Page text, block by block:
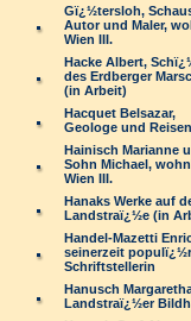
Gï¿½tersloh,
Autor und Maler,
Wien III.
Hacke Albert,
des Erdberger
(in Arbeit)
Hacquet Belsazar,
Geologe und
Hainisch Marianne
Sohn Michael,
Wien III.
Hanaks Werke auf
Landstraï¿½e (in
Handel-Mazetti
seinerzeit
Schriftstellerin
Hanusch
Landstraï¿½er